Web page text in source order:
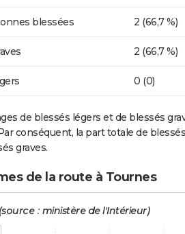
blessées 2 (66,7 %)
2 (66,7 %)
0 (0)
de blessés légers et de blessés
conséquent, la part totale de
graves.
de la route à Tournes
(source : ministère de l'Intérieur)